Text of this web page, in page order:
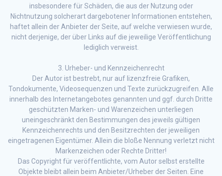
insbesondere für Schäden, die aus der Nutzung oder
Nichtnutzung solcherart dargebotener Informationen entstehen,
haftet allein der Anbieter der Seite, auf welche verwiesen wurde,
nicht derjenige, der über Links auf die jeweilige Veröffentlichung
lediglich verweist.
3. Urheber- und Kennzeichenrecht
Der Autor ist bestrebt, nur auf lizenzfreie Grafiken,
Tondokumente, Videosequenzen und Texte zurückzugreifen. Alle
innerhalb des Internetangebotes genannten und ggf. durch Dritte
geschützten Marken- und Warenzeichen unterliegen
uneingeschränkt den Bestimmungen des jeweils gültigen
Kennzeichenrechts und den Besitzrechten der jeweiligen
eingetragenen Eigentümer. Allein die bloße Nennung verletzt nicht
Markenzeichen oder Rechte Dritter!
Das Copyright für veröffentlichte, vom Autor selbst erstellte
Objekte bleibt allein beim Anbieter/Urheber der Seiten. Eine